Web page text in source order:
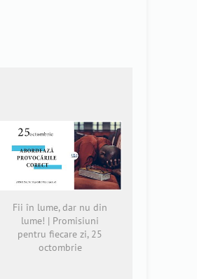
Fii în lume, dar nu din
lume! | Promisiuni
pentru fiecare zi, 25
octombrie